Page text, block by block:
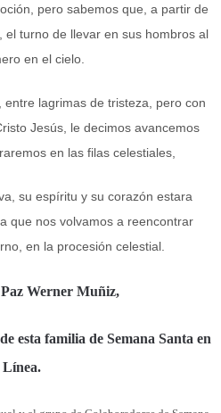
pero sabemos que, a partir de
el turno de llevar en sus hombros al
en el cielo.
lagrimas de tristeza, pero con
Jesús, le decimos avancemos
en las filas celestiales,
su espíritu y su corazón estara
que nos volvamos a reencontrar
en la procesión celestial.
Paz Werner Muñiz,
esta familia de Semana Santa en
Línea.